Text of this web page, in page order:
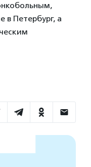
в Петербург, а